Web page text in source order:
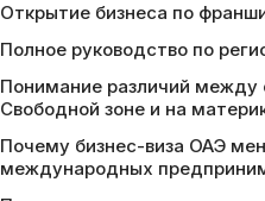
Открытие бизнеса по
Полное руководство по
Понимание различий между
Свободной зоне и на
Почему бизнес-виза ОАЭ
международных